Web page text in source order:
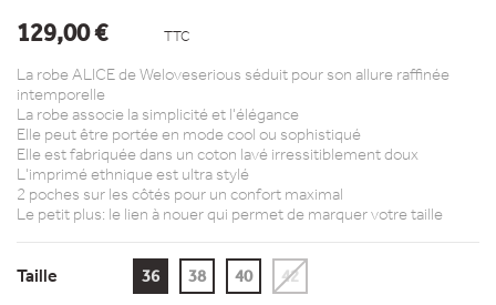
129,00 €
TTC
La robe ALICE de Weloveserious séduit pour son allure raffinée
intemporelle
La robe associe la simplicité et l'élégance
Elle peut être portée en mode cool ou sophistiqué
Elle est fabriquée dans un coton lavé irressitiblement doux
L'imprimé ethnique est ultra stylé
2 poches sur les côtés pour un confort maximal
Le petit plus: le lien à nouer qui permet de marquer votre taille
Taille 36 38 40 42